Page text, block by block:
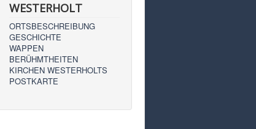
WESTERHOLT
ORTSBESCHREIBUNG
GESCHICHTE
WAPPEN
BERÜHMTHEITEN
KIRCHEN WESTERHOLTS
POSTKARTE